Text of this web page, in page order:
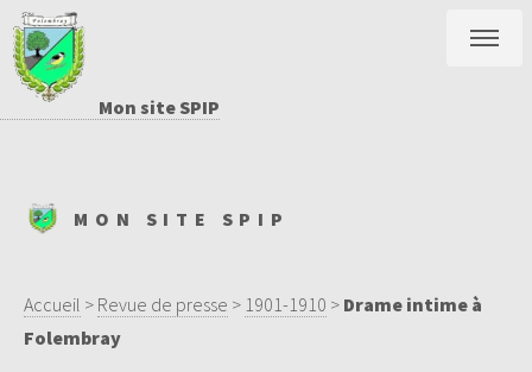
Mon site SPIP
MON SITE SPIP
Accueil > Revue de presse > 1901-1910 > Drame intime à
Folembray